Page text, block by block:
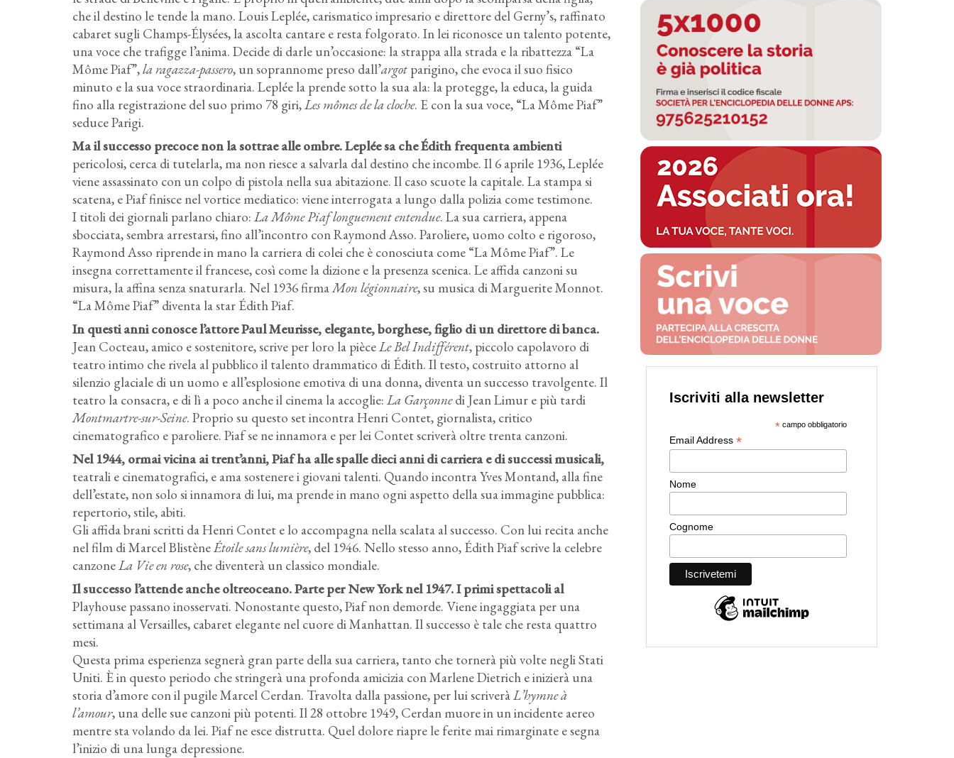
che il destino le tende la mano. Louis Leplée, carismatico impresario e direttore del Gerny’s, raffinato
cabaret sugli Champs-Élysées, la ascolta cantare e resta folgorato. In lei riconosce un talento potente,
una voce che trafigge l’anima. Decide di darle un’occasione: la strappa alla strada e la ribattezza “La
Môme Piaf”,la ragazza-passero, un soprannome preso dall’argot parigino, che evoca il suo fisico
minuto e la sua voce straordinaria. Leplée la prende sotto la sua ala: la protegge, la educa, la guida
fino alla registrazione del suo primo 78 giri,Les mômes de la cloche. E con la sua voce, “La Môme Piaf”
seduce Parigi.
Ma il successo precoce non la sottrae alle ombre. Leplée sa che Édith frequenta ambienti
pericolosi, cerca di tutelarla, ma non riesce a salvarla dal destino che incombe. Il 6 aprile 1936, Leplée
viene assassinato con un colpo di pistola nella sua abitazione. Il caso scuote la capitale. La stampa si
scatena, e Piaf finisce nel vortice mediatico: viene interrogata a lungo dalla polizia come testimone.
I titoli dei giornali parlano chiaro: La Môme Piaf longuement entendue. La sua carriera, appena
sbocciata, sembra arrestarsi, fino all’incontro con Raymond Asso. Paroliere, uomo colto e rigoroso,
Raymond Asso riprende in mano la carriera di colei che è conosciuta come “La Môme Piaf”. Le
insegna correttamente il francese, così come la dizione e la presenza scenica. Le affida canzoni su
misura, la affina senza snaturarla. Nel 1936 firmaMon légionnaire, su musica di Marguerite Monnot.
“La Môme Piaf” diventa la star Édith Piaf.
In questi anni conosce l’attore Paul Meurisse, elegante, borghese, figlio di un direttore di banca.
Jean Cocteau, amico e sostenitore, scrive per loro la pièceLe Bel Indifférent, piccolo capolavoro di
teatro intimo che rivela al pubblico il talento drammatico di Édith. Il testo, costruito attorno al
silenzio glaciale di un uomo e all’esplosione emotiva di una donna, diventa un successo travolgente. Il
teatro la consacra, e di lì a poco anche il cinema la accoglie: La Garçonnedi Jean Limur e più tardi
Montmartre-sur-Seine. Proprio su questo set incontra Henri Contet, giornalista, critico
cinematografico e paroliere. Piaf se ne innamora e per lei Contet scriverà oltre trenta canzoni.
Nel 1944, ormai vicina ai trent’anni, Piaf ha alle spalle dieci anni di carriera e di successi musicali,
teatrali e cinematografici, e ama sostenere i giovani talenti. Quando incontra Yves Montand, alla fine
dell’estate, non solo si innamora di lui, ma prende in mano ogni aspetto della sua immagine pubblica:
repertorio, stile, abiti.
Gli affida brani scritti da Henri Contet e lo accompagna nella scalata al successo. Con lui recita anche
nel film di Marcel BlistèneÉtoile sans lumière, del 1946. Nello stesso anno, Édith Piaf scrive la celebre
canzoneLa Vie en rose, che diventerà un classico mondiale.
Il successo l’attende anche oltreoceano. Parte per New York nel 1947. I primi spettacoli al
Playhouse passano inosservati. Nonostante questo, Piaf non demorde. Viene ingaggiata per una
settimana al Versailles, cabaret elegante nel cuore di Manhattan. Il successo è tale che resta quattro
mesi.
Questa prima esperienza segnerà gran parte della sua carriera, tanto che tornerà più volte negli Stati
Uniti. È in questo periodo che stringerà una profonda amicizia con Marlene Dietrich e inizierà una
storia d’amore con il pugile Marcel Cerdan. Travolta dalla passione, per lui scriveràL’hymne à
l’amour, una delle sue canzoni più potenti. Il 28 ottobre 1949, Cerdan muore in un incidente aereo
mentre sta volando da lei. Piaf ne esce distrutta. Quel dolore riapre le ferite mai rimarginate e segna
l’inizio di una lunga depressione.